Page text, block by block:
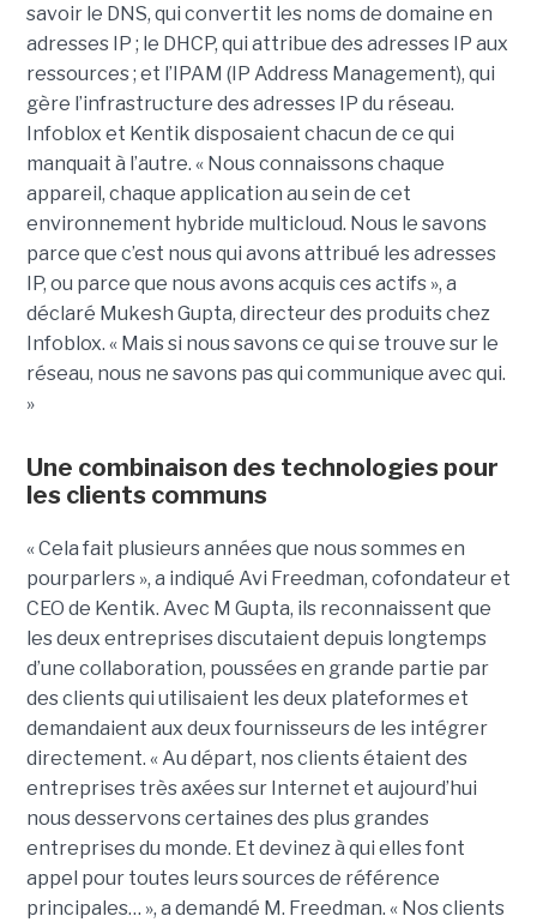
savoir le DNS, qui convertit les noms de domaine en
adresses IP ; le DHCP, qui attribue des adresses IP aux
ressources ; et l’IPAM (IP Address Management), qui
gère l’infrastructure des adresses IP du réseau.
Infoblox et Kentik disposaient chacun de ce qui
manquait à l’autre. « Nous connaissons chaque
appareil, chaque application au sein de cet
environnement hybride multicloud. Nous le savons
parce que c’est nous qui avons attribué les adresses
IP, ou parce que nous avons acquis ces actifs », a
déclaré Mukesh Gupta, directeur des produits chez
Infoblox. « Mais si nous savons ce qui se trouve sur le
réseau, nous ne savons pas qui communique avec qui.
»
Une combinaison des technologies pour
les clients communs
« Cela fait plusieurs années que nous sommes en
pourparlers », a indiqué Avi Freedman, cofondateur et
CEO de Kentik. Avec M Gupta, ils reconnaissent que
les deux entreprises discutaient depuis longtemps
d’une collaboration, poussées en grande partie par
des clients qui utilisaient les deux plateformes et
demandaient aux deux fournisseurs de les intégrer
directement. « Au départ, nos clients étaient des
entreprises très axées sur Internet et aujourd’hui
nous desservons certaines des plus grandes
entreprises du monde. Et devinez à qui elles font
appel pour toutes leurs sources de référence
principales… », a demandé M. Freedman. « Nos clients